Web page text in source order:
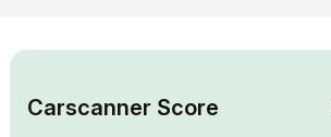
Carscanner Score